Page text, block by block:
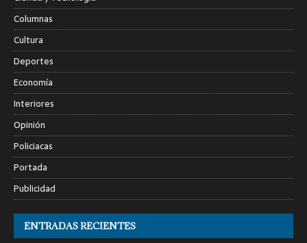
Columnas
Cultura
Deportes
Economía
Interiores
Opinión
Policiacas
Portada
Publicidad
ENTRADAS RECIENTES